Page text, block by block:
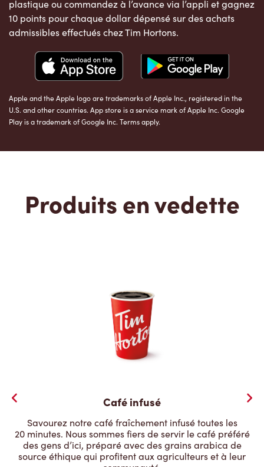
plastique ou commandez à l’avance via l’appli et gagnez
10 points pour chaque dollar dépensé sur des achats
admissibles effectués chez Tim Hortons.
Apple and the Apple logo are trademarks of Apple Inc., registered in the
U.S. and other countries. App store is a service mark of Apple Inc. Google
Play is a trademark of Google Inc. Terms apply.
Produits en vedette
Café infusé
Savourez notre café fraîchement infusé toutes les
20 minutes. Nous sommes fiers de servir le café préféré
des gens d’ici, préparé avec des grains arabica de
source éthique qui profitent aux agriculteurs et à leur